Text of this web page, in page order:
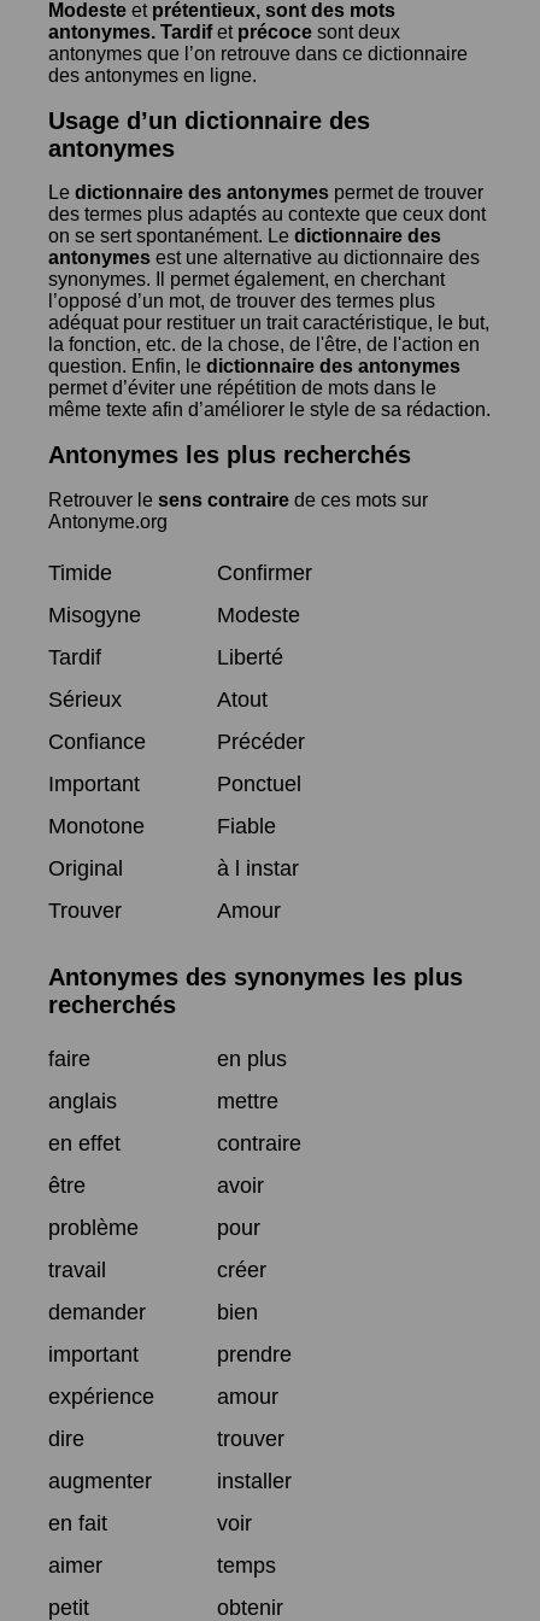
Modeste et prétentieux, sont des mots
antonymes. Tardifet précoce sont deux
antonymes que l’on retrouve dans ce dictionnaire
des antonymes en ligne.
Usage d’un dictionnaire des
antonymes
Le dictionnaire des antonymes permet de trouver
des termes plus adaptés au contexte que ceux dont
on se sert spontanément. Le dictionnaire des
antonymes est une alternative au dictionnaire des
synonymes. Il permet également, en cherchant
l’opposé d’un mot, de trouver des termes plus
adéquat pour restituer un trait caractéristique, le but,
la fonction, etc. de la chose, de l'être, de l'action en
question. Enfin, le dictionnaire des antonymes
permet d’éviter une répétition de mots dans le
même texte afin d’améliorer le style de sa rédaction.
Antonymes les plus recherchés
Retrouver le sens contraire de ces mots sur
Antonyme.org
Timide
Confirmer
Misogyne
Modeste
Tardif
Liberté
Sérieux
Atout
Confiance
Précéder
Important
Ponctuel
Monotone
Fiable
Original
à l instar
Trouver
Amour
Antonymes des synonymes les plus
recherchés
faire
en plus
anglais
mettre
en effet
contraire
être
avoir
problème
pour
travail
créer
demander
bien
important
prendre
expérience
amour
dire
trouver
augmenter
installer
en fait
voir
aimer
temps
petit
obtenir